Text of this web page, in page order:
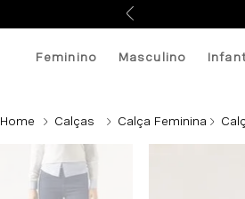
Feminino Masculino
Calças Calça Feminina